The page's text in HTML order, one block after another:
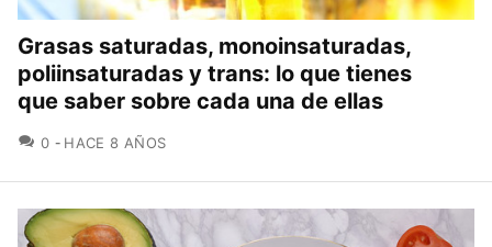
Grasas saturadas, monoinsaturadas,
poliinsaturadas y trans: lo que tienes
que saber sobre cada una de ellas
0 COMENTARIOS
HACE 8 AÑOS